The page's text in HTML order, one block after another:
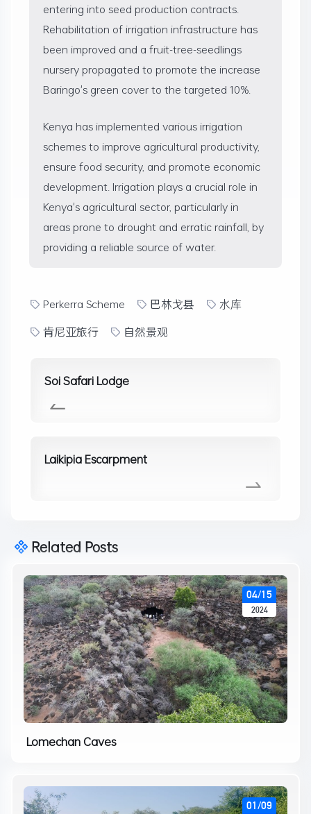
entering into seed production contracts.
Rehabilitation of irrigation infrastructure has
been improved and a fruit-tree-seedlings
nursery propagated to promote the increase
Baringo's green cover to the targeted 10%.
Kenya has implemented various irrigation
schemes to improve agricultural productivity,
ensure food security, and promote economic
development. Irrigation plays a crucial role in
Kenya's agricultural sector, particularly in
areas prone to drought and erratic rainfall, by
providing a reliable source of water.
Perkerra Scheme 巴林戈县
水库
肯尼亚旅行
自然景观
Soi Safari Lodge
Laikipia Escarpment
Related Posts
Lomechan Caves
04/15
2024
01/09